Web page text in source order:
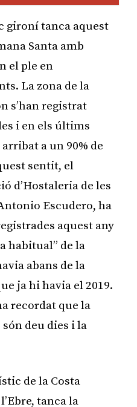
gironí tanca aquest
Santa amb
el ple en
La zona de la
s’han registrat
i en els últims
a un 90% de
sentit, el
d’Hostaleria de les
Escudero, ha
aquest any
habitual” de la
abans de la
ja hi havia el 2019.
recordat que la
són deu dies i la
de la Costa
tanca la